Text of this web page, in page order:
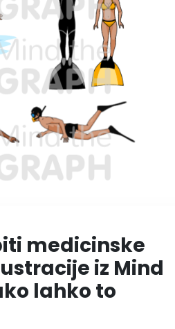
medicinske
iz Mind
lahko to